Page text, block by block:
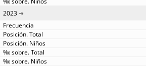
2023